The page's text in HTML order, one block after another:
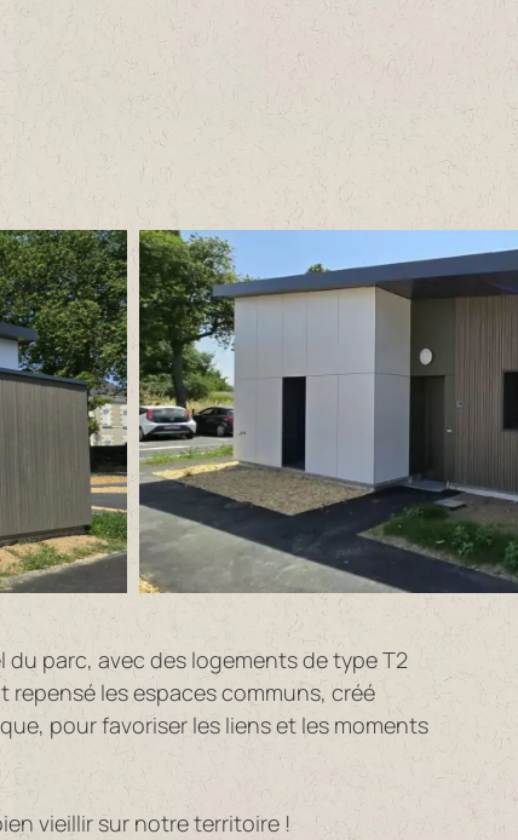
parc, avec des logements de type T2
repensé les espaces communs, créé
pour favoriser les liens et les moments
vieillir sur notre territoire !